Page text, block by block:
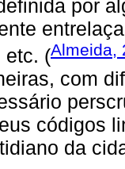
por
etc. (Almeida,
com
códigos
da